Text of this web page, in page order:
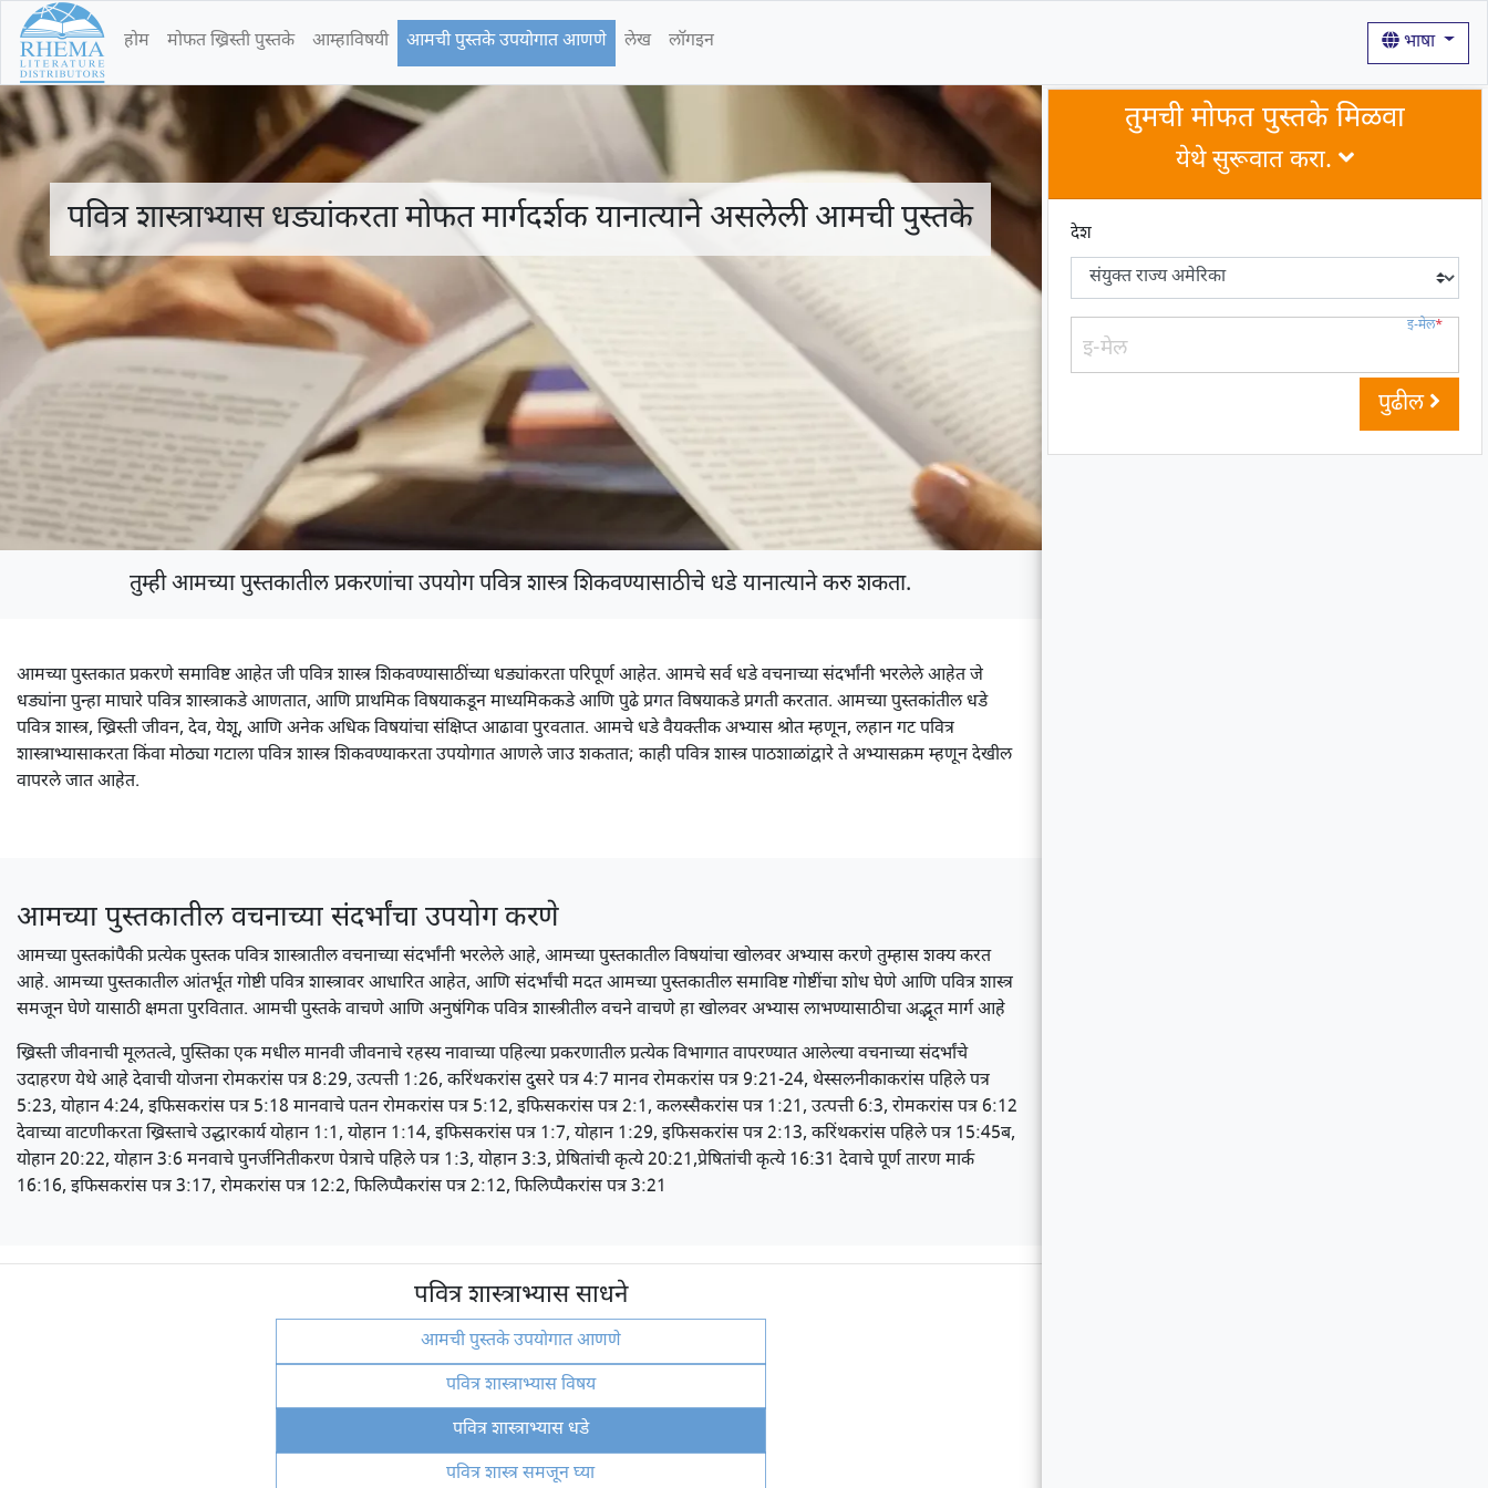
होम मोफत ख्रिस्ती पुस्तके आम्हाविषयी आमची पुस्तके उपयोगात आणणे लेख लॉगइन भाषा
पवित्र शास्त्राभ्यास धड्यांकरता मोफत मार्गदर्शक यानात्याने असलेली आमची पुस्तके
तुम्ही आमच्या पुस्तकातील प्रकरणांचा उपयोग पवित्र शास्त्र शिकवण्यासाठीचे धडे यानात्याने करु शकता.
आमच्या पुस्तकात प्रकरणे समाविष्ट आहेत जी पवित्र शास्त्र शिकवण्यासाठींच्या धड्यांकरता परिपूर्ण आहेत. आमचे सर्व धडे वचनाच्या संदर्भांनी भरलेले आहेत जे
धड्यांना पुन्हा माघारे पवित्र शास्त्राकडे आणतात, आणि प्राथमिक विषयाकडून माध्यमिककडे आणि पुढे प्रगत विषयाकडे प्रगती करतात. आमच्या पुस्तकांतील धडे
पवित्र शास्त्र, ख्रिस्ती जीवन, देव, येशू, आणि अनेक अधिक विषयांचा संक्षिप्त आढावा पुरवतात. आमचे धडे वैयक्तीक अभ्यास श्रोत म्हणून, लहान गट पवित्र
शास्त्राभ्यासाकरता किंवा मोठ्या गटाला पवित्र शास्त्र शिकवण्याकरता उपयोगात आणले जाउ शकतात; काही पवित्र शास्त्र पाठशाळांद्वारे ते अभ्यासक्रम म्हणून देखील
वापरले जात आहेत.
आमच्या पुस्तकातील वचनाच्या संदर्भांचा उपयोग करणे
आमच्या पुस्तकांपैकी प्रत्येक पुस्तक पवित्र शास्त्रातील वचनाच्या संदर्भांनी भरलेले आहे, आमच्या पुस्तकातील विषयांचा खोलवर अभ्यास करणे तुम्हास शक्य करत
आहे. आमच्या पुस्तकातील आंतर्भूत गोष्टी पवित्र शास्त्रावर आधारित आहेत, आणि संदर्भांची मदत आमच्या पुस्तकातील समाविष्ट गोष्टींचा शोध घेणे आणि पवित्र शास्त्र
समजून घेणे यासाठी क्षमता पुरवितात. आमची पुस्तके वाचणे आणि अनुषंगिक पवित्र शास्त्रीतील वचने वाचणे हा खोलवर अभ्यास लाभण्यासाठीचा अद्भूत मार्ग आहे
ख्रिस्ती जीवनाची मूलतत्वे, पुस्तिका एक मधील मानवी जीवनाचे रहस्य नावाच्या पहिल्या प्रकरणातील प्रत्येक विभागात वापरण्यात आलेल्या वचनाच्या संदर्भांचे
उदाहरण येथे आहे देवाची योजना रोमकरांस पत्र 8:29, उत्पत्ती 1:26, करिंथकरांस दुसरे पत्र 4:7 मानव रोमकरांस पत्र 9:21-24, थेस्सलनीकाकरांस पहिले पत्र
5:23, योहान 4:24, इफिसकरांस पत्र 5:18 मानवाचे पतन रोमकरांस पत्र 5:12, इफिसकरांस पत्र 2:1, कलस्सैकरांस पत्र 1:21, उत्पत्ती 6:3, रोमकरांस पत्र 6:12
देवाच्या वाटणीकरता ख्रिस्ताचे उद्धारकार्य योहान 1:1, योहान 1:14, इफिसकरांस पत्र 1:7, योहान 1:29, इफिसकरांस पत्र 2:13, करिंथकरांस पहिले पत्र 15:45ब,
योहान 20:22, योहान 3:6 मनवाचे पुनर्जनितीकरण पेत्राचे पहिले पत्र 1:3, योहान 3:3, प्रेषितांची कृत्ये 20:21,प्रेषितांची कृत्ये 16:31 देवाचे पूर्ण तारण मार्क
16:16, इफिसकरांस पत्र 3:17, रोमकरांस पत्र 12:2, फिलिप्पैकरांस पत्र 2:12, फिलिप्पैकरांस पत्र 3:21
पवित्र शास्त्राभ्यास साधने
आमची पुस्तके उपयोगात आणणे
पवित्र शास्त्राभ्यास विषय
पवित्र शास्त्राभ्यास धडे
पवित्र शास्त्र समजून घ्या
तुमची मोफत पुस्तके मिळवा
येथे सुरूवात करा.
देश
इ-मेल*
पुढील